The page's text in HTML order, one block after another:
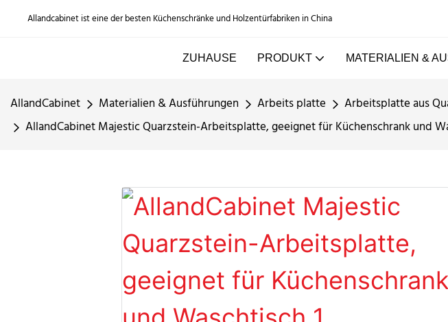
Allandcabinet ist eine der besten Küchenschränke und Holzentürfabriken in China
ZUHAUSE PRODUKT MATERIALIEN &
AllandCabinet Materialien & Ausführungen Arbeits platte
Arbeitsplatte aus
AllandCabinet Majestic Quarzstein-Arbeitsplatte, geeignet für Küchenschrank und